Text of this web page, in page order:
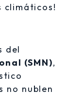
climáticos!
del
(SMN),
no nublen